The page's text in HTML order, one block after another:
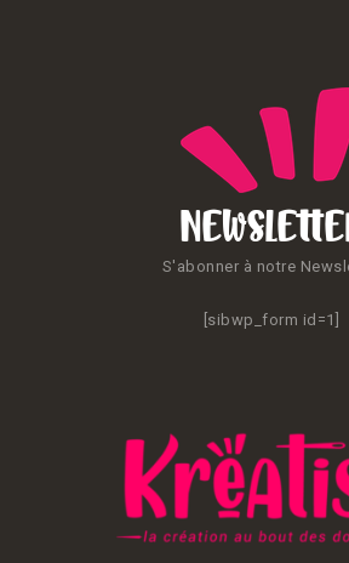
S'abonner à notre
[sibwp_form id=1]